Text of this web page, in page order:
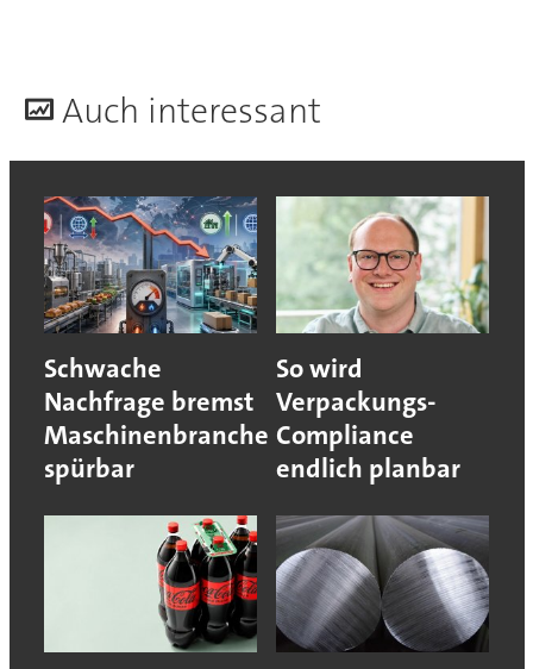
Auch interessant
Schwache
Nachfrage bremst
Maschinenbranche
spürbar
So wird
Verpackungs-
Compliance
endlich planbar